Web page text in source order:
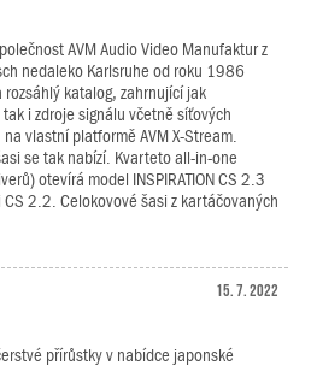
AVM Audio Video Manufaktur z
nedaleko Karlsruhe od roku 1986
rozsáhlý katalog, zahrnující jak
i zdroje signálu včetně síťových
vlastní platformě AVM X-Stream.
se tak nabízí. Kvarteto all-in-one
otevírá model INSPIRATION CS 2.3
2.2. Celokovové šasi z kartáčovaných
15. 7. 2022
přírůstky v nabídce japonské